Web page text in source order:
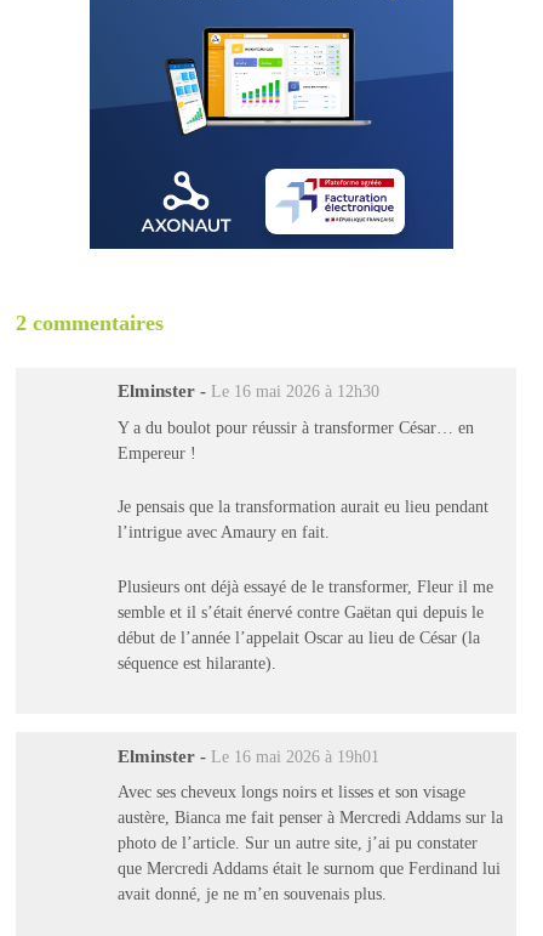
2 commentaires
Elminster - Le 16 mai 2026 à 12h30
Y a du boulot pour réussir à transformer César… en
Empereur !
Je pensais que la transformation aurait eu lieu pendant
l’intrigue avec Amaury en fait.
Plusieurs ont déjà essayé de le transformer, Fleur il me
semble et il s’était énervé contre Gaëtan qui depuis le
début de l’année l’appelait Oscar au lieu de César (la
séquence est hilarante).
Elminster - Le 16 mai 2026 à 19h01
Avec ses cheveux longs noirs et lisses et son visage
austère, Bianca me fait penser à Mercredi Addams sur la
photo de l’article. Sur un autre site, j’ai pu constater
que Mercredi Addams était le surnom que Ferdinand lui
avait donné, je ne m’en souvenais plus.